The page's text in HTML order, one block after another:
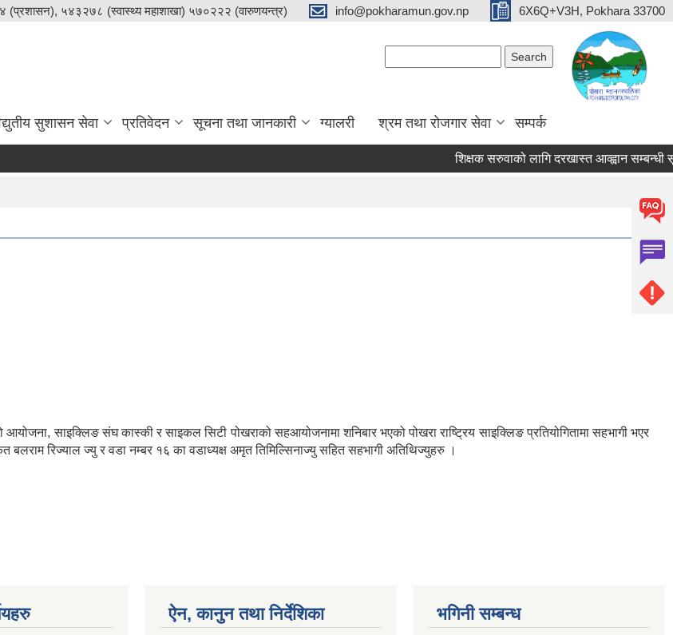
५४३२७८ (स्वास्थ्य महाशाखा) ५७०२२२ (वारुणयन्त्र) info@pokharamun.gov.np 6X6Q+V3H, Pokhara 33700
सुशासन सेवा प्रतिवेदन सूचना तथा जानकारी ग्यालरी श्रम तथा रोजगार सेवा सम्पर्क
शिक्षक सरुवाको लागि दरखास्त आव्ह्वान सम्बन्धी
साइक्लिङ संघ कास्की र साइकल सिटी पोखराको सहआयोजनामा शनिबार भएको पोखरा राष्ट्रिय साइक्लिङ प्रतियोगितामा सहभागी भएर
रिज्याल ज्यु र वडा नम्बर १६ का वडाध्यक्ष अमृत तिमिल्सिनाज्यु सहित सहभागी अतिथिज्युहरु ।
ऐन, कानुन तथा निर्देशिका भगिनी सम्बन्ध